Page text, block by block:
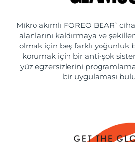
Mikro akımlı FOREO BEAR ™
alanlarını kaldırmaya ve
olmak için beş farklı yoğunluk
korumak için bir anti-şok
yüz egzersizlerini
bir uygulaması